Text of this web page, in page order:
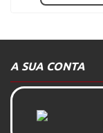
A SUA CONTA